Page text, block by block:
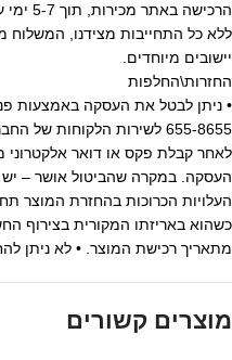
יישובים מיוחדים.
החזרות\החלפות
655-8655 לשירות הלקוחות
לאחר קבלת פקס או דואר
העסקה. במקרה שהביטול אושר –
העלויות הכרוכות בהחזרת המוצר
מתאריך רכישת המוצר. • לא ניתן
מוצרים קשורים